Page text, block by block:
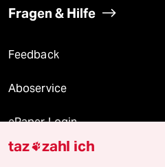
Fragen & Hilfe
Feedback
Aboservice
ePaper Login
Downloads für Abonnierende
taz zahl ich